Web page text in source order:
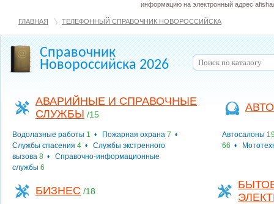
информацию на электронный адрес
ГЛАВНАЯ ТЕЛЕФОННЫЙ СПРАВОЧНИК НОВОРОССИЙСКА
Справочник
Новороссийска 2026
АВАРИЙНЫЕ И СПРАВОЧНЫЕ
СЛУЖБЫ /15
Водолазные работы 1 • Пожарная охрана 7 •
Службы спасения 4 • Службы экстренного
вызова 8 • Справочно-информационные
службы 6
Автосалоны
66 •
БИЗНЕС /18